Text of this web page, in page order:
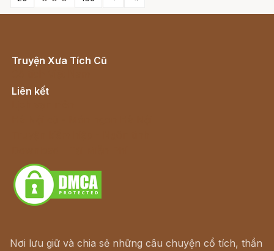
Truyện Xưa Tích Cũ
Liên kết
Nơi lưu giữ và chia sẻ những câu chuyện cổ tích, thần